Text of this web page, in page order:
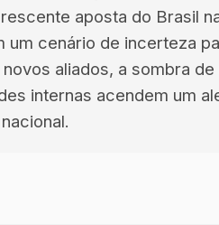
aposta do Brasil
um cenário de incerteza
aliados, a sombra
internas acendem um